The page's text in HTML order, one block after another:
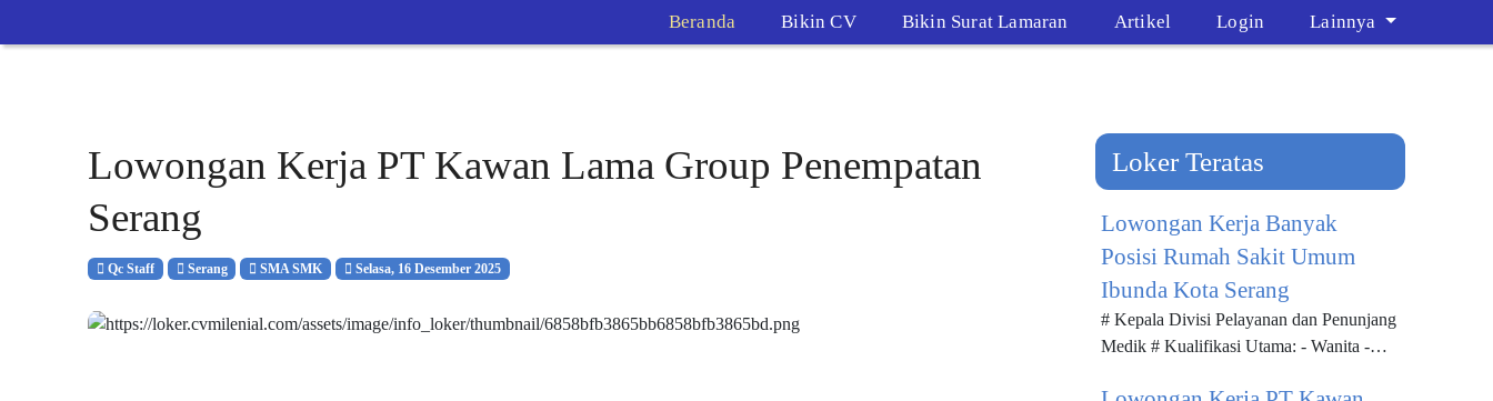
Beranda Bikin CV Bikin Surat Lamaran Artikel Login Lainnya
Lowongan Kerja PT Kawan Lama Group Penempatan
Serang
Qc Staff Serang SMA SMK Selasa, 16 Desember 2025
Loker Teratas
Lowongan Kerja Banyak
Posisi Rumah Sakit Umum
Ibunda Kota Serang
# Kepala Divisi Pelayanan dan Penunjang
Medik # Kualifikasi Utama: - Wanita -